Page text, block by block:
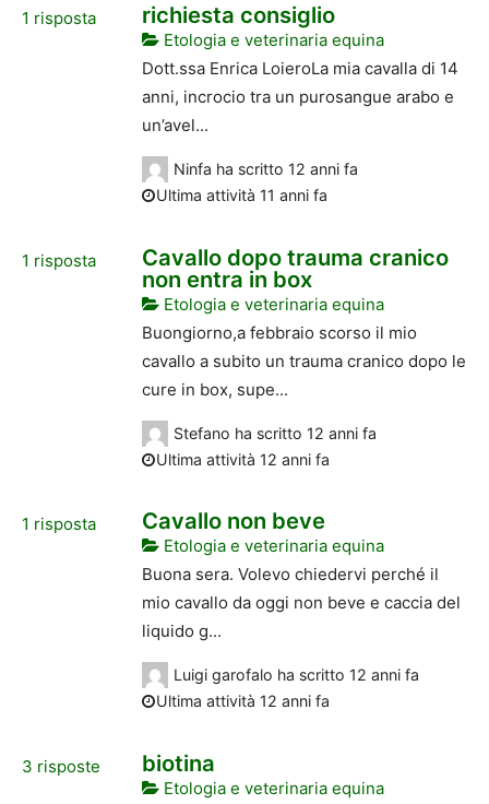
1 risposta richiesta consiglio
Etologia e veterinaria equina
Dott.ssa Enrica LoieroLa mia cavalla di 14
anni, incrocio tra un purosangue arabo e
un’avel...
Ninfa ha scritto 12 anni fa
Ultima attività 11 anni fa
1 risposta
Cavallo dopo trauma cranico
non entra in box
Etologia e veterinaria equina
Buongiorno,a febbraio scorso il mio
cavallo a subito un trauma cranico dopo le
cure in box, supe...
Stefano ha scritto 12 anni fa
Ultima attività 12 anni fa
1 risposta Cavallo non beve
Etologia e veterinaria equina
Buona sera. Volevo chiedervi perché il
mio cavallo da oggi non beve e caccia del
liquido g...
Luigi garofalo ha scritto 12 anni fa
Ultima attività 12 anni fa
3 risposte biotina
Etologia e veterinaria equina